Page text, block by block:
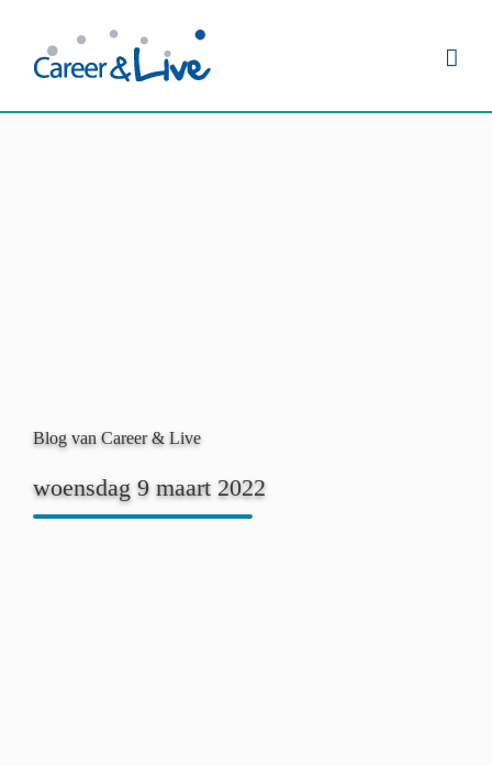
inhoud
Blog van Career & Live
woensdag 9 maart 2022